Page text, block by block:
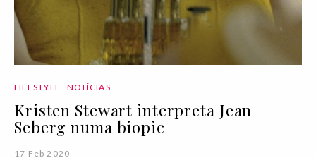
LIFESTYLE NOTÍCIAS
Kristen Stewart interpreta Jean
Seberg numa biopic
17 Feb 2020